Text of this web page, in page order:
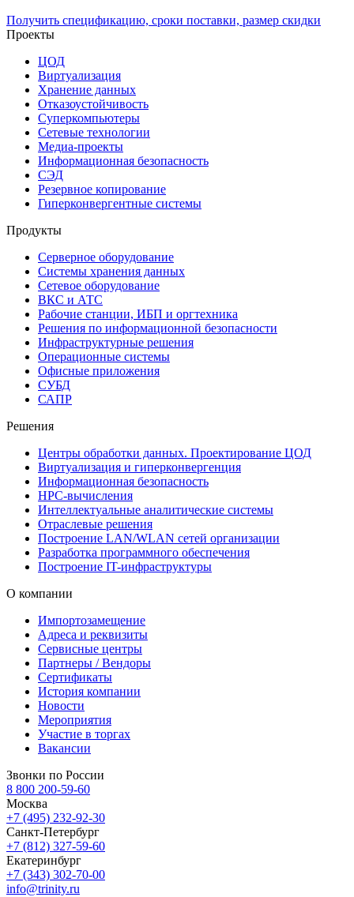
Получить спецификацию, сроки поставки, размер скидки
Проекты
ЦОД
Виртуализация
Хранение данных
Отказоустойчивость
Суперкомпьютеры
Сетевые технологии
Медиа-проекты
Информационная безопасность
СЭД
Резервное копирование
Гиперконвергентные системы
Продукты
Серверное оборудование
Системы хранения данных
Сетевое оборудование
ВКС и АТС
Рабочие станции, ИБП и оргтехника
Решения по информационной безопасности
Инфраструктурные решения
Операционные системы
Офисные приложения
СУБД
САПР
Решения
Центры обработки данных. Проектирование ЦОД
Виртуализация и гиперконвергенция
Информационная безопасность
HPC-вычисления
Интеллектуальные аналитические системы
Отраслевые решения
Построение LAN/WLAN сетей организации
Разработка программного обеспечения
Построение IT-инфраструктуры
О компании
Импортозамещение
Адреса и реквизиты
Сервисные центры
Партнеры / Вендоры
Сертификаты
История компании
Новости
Мероприятия
Участие в торгах
Вакансии
Звонки по России
8 800 200-59-60
Москва
+7 (495) 232-92-30
Санкт-Петербург
+7 (812) 327-59-60
Екатеринбург
+7 (343) 302-70-00
info@trinity.ru